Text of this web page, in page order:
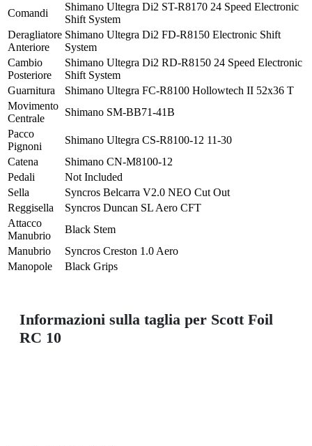
Comandi
Shimano Ultegra Di2 ST-R8170 24 Speed Electronic
Shift System
Deragliatore
Anteriore
Shimano Ultegra Di2 FD-R8150 Electronic Shift
System
Cambio
Posteriore
Shimano Ultegra Di2 RD-R8150 24 Speed Electronic
Shift System
Guarnitura
Shimano Ultegra FC-R8100 Hollowtech II 52x36 T
Movimento
Centrale
Shimano SM-BB71-41B
Pacco
Pignoni
Shimano Ultegra CS-R8100-12 11-30
Catena
Shimano CN-M8100-12
Pedali
Not Included
Sella
Syncros Belcarra V2.0 NEO Cut Out
Reggisella
Syncros Duncan SL Aero CFT
Attacco
Manubrio
Black Stem
Manubrio
Syncros Creston 1.0 Aero
Manopole
Black Grips
Informazioni sulla taglia per Scott Foil
RC 10